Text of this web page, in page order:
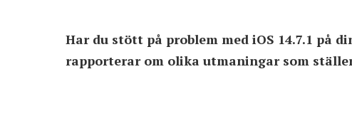
Har du stött på problem med iOS 14.7.1 på
rapporterar om olika utmaningar som